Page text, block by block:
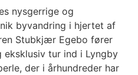
nysgerrige og
byvandring i hjertet af
Stubkjær Egebo fører
tur ind i Lyngby
der i århundreder har